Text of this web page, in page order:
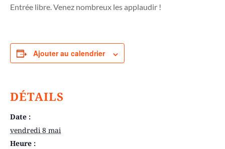
Entrée libre. Venez nombreux les applaudir !
Ajouter au calendrier
DÉTAILS
Date :
vendredi 8 mai
Heure :